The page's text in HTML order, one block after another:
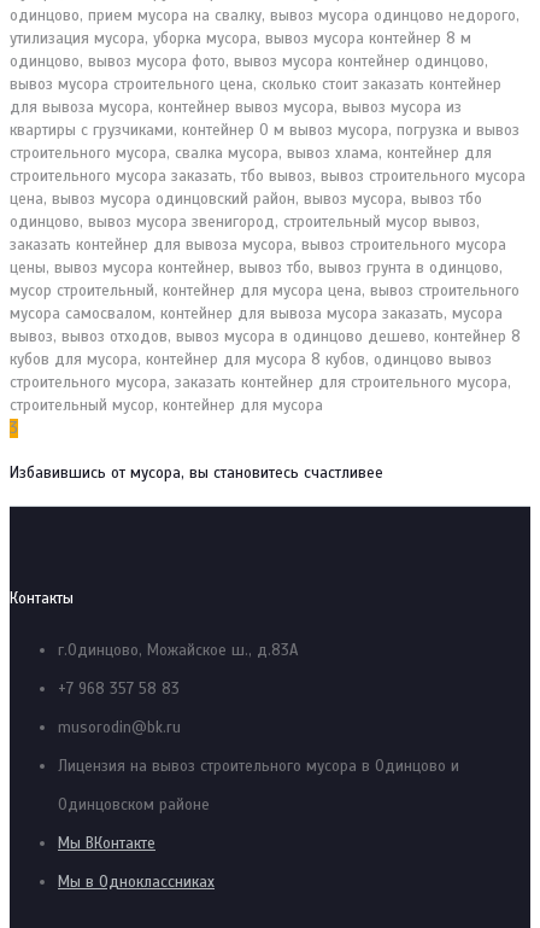
3
Избавившись от мусора, вы становитесь счастливее
Контакты
г.Одинцово, Можайское ш., д.83А
+7 968 357 58 83
musorodin@bk.ru
Лицензия на вывоз строительного мусора в Одинцово и
Одинцовском районе
Мы ВКонтакте
Мы в Одноклассниках